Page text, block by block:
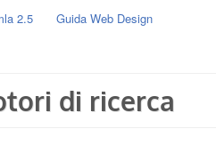
2.5
Guida Web Design
di ricerca